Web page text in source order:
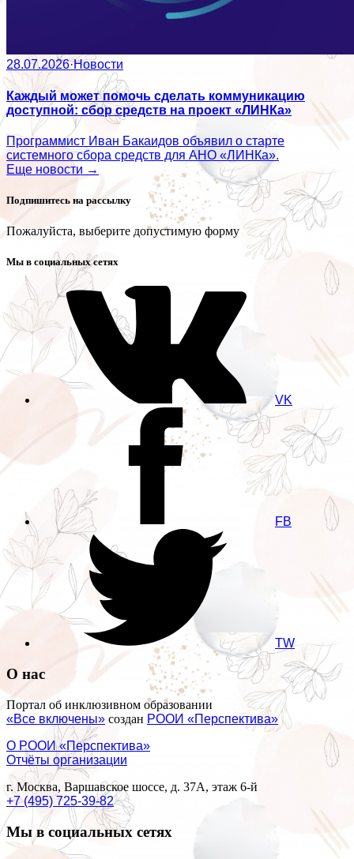
28.07.2026·Новости
Каждый может помочь сделать коммуникацию
доступной: сбор средств на проект «ЛИНКа»
Программист Иван Бакаидов объявил о старте
системного сбора средств для АНО «ЛИНКа».
Еще новости →
Подпишитесь на рассылку
Пожалуйста, выберите допустимую форму
Мы в социальных сетях
VK
FB
TW
О нас
Портал об инклюзивном образовании
«Все включены» создан РООИ «Перспектива»
О РООИ «Перспектива»
Отчёты организации
г. Москва, Варшавское шоссе, д. 37А, этаж 6-й
+7 (495) 725-39-82
Мы в социальных сетях